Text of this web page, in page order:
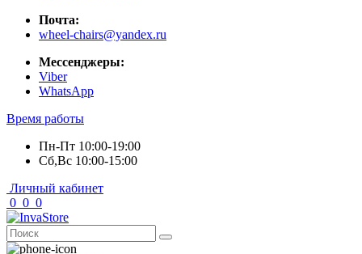
Почта:
wheel-chairs@yandex.ru
Мессенджеры:
Viber
WhatsApp
Время работы
Пн-Пт 10:00-19:00
Сб,Вс 10:00-15:00
Личный кабинет
0 0 0